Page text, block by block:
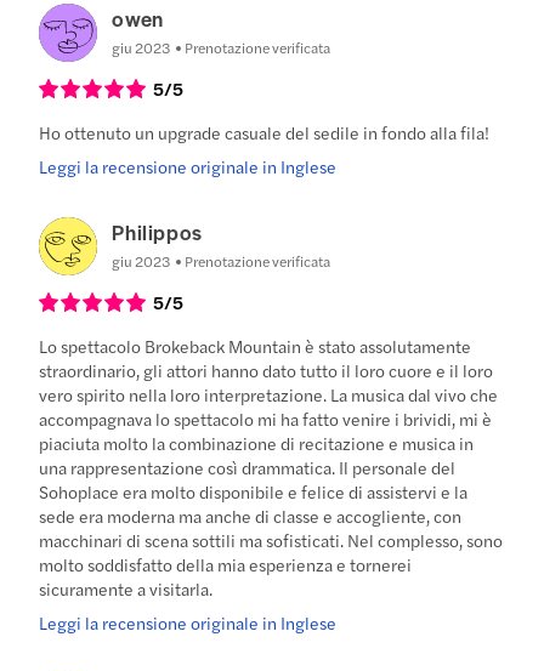
owen
giu 2023 Prenotazione verificata
5/5
Ho ottenuto un upgrade casuale del sedile in fondo alla fila!
Leggi la recensione originale in Inglese
Philippos
giu 2023 Prenotazione verificata
5/5
Lo spettacolo Brokeback Mountain è stato assolutamente
straordinario, gli attori hanno dato tutto il loro cuore e il loro
vero spirito nella loro interpretazione. La musica dal vivo che
accompagnava lo spettacolo mi ha fatto venire i brividi, mi è
piaciuta molto la combinazione di recitazione e musica in
una rappresentazione così drammatica. Il personale del
Sohoplace era molto disponibile e felice di assistervi e la
sede era moderna ma anche di classe e accogliente, con
macchinari di scena sottili ma sofisticati. Nel complesso, sono
molto soddisfatto della mia esperienza e tornerei
sicuramente a visitarla.
Leggi la recensione originale in Inglese